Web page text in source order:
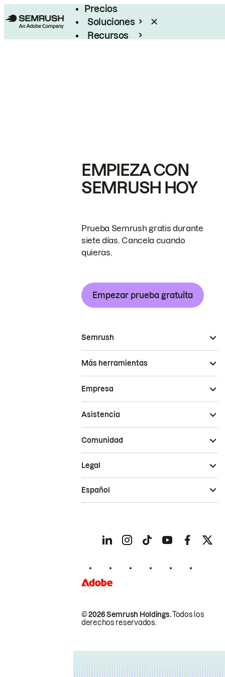
Precios
Soluciones
Recursos
EMPIEZA CON
SEMRUSH HOY
Prueba Semrush gratis durante
siete días. Cancela cuando
quieras.
Empezar prueba gratuita
Semrush
Más herramientas
Empresa
Asistencia
Comunidad
© 2026 Semrush Holdings.Todos los
derechos reservados.
Legal
Español